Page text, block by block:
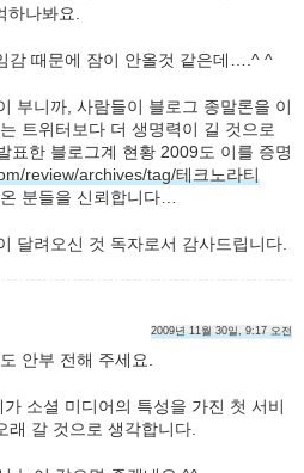
나봐요.
감 때문에 잠이 안올것 같은데….^ ^
부니까, 사람들이 블로그 종말론을 이
트위터보다 더 생명력이 길 것으로
한 블로그계 현황 2009도 이를 증명
review/archives/tag/테크노라티
분들을 신뢰합니다…
달려오신 것 독자로서 감사드립니다.
2009년 11월 30일, 9:17 오전
안부 전해 주세요.
소셜 미디어의 특성을 가진 첫 서비
래 갈 것으로 생각합니다.